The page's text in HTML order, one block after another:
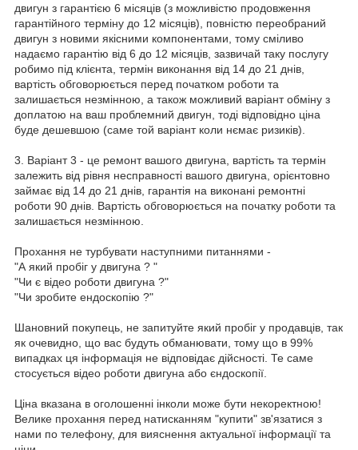
двигун з гарантією 6 місяців (з можливістю продовження
гарантійного терміну до 12 місяців), повністю переобраний
двигун з новими якісними компонентами, тому сміливо
надаємо гарантію від 6 до 12 місяців, зазвичай таку послугу
робимо під клієнта, термін виконання від 14 до 21 днів,
вартість обговорюється перед початком роботи та
залишається незмінною, а також можливий варіант обміну з
доплатою на ваш проблемний двигун, тоді відповідно ціна
буде дешевшою (саме той варіант коли нємає ризиків).
3. Варіант 3 - це ремонт вашого двигуна, вартість та термін
залежить від рівня несправності вашого двигуна, орієнтовно
займає від 14 до 21 днів, гарантія на виконані ремонтні
роботи 90 днів. Вартість обговорюється на початку роботи та
залишається незмінною.
Прохання не турбувати наступними питаннями -
"А який пробіг у двигуна ? "
"Чи є відео роботи двигуна ?"
"Чи зробите ендоскопію ?"
Шановний покупець, не запитуйте який пробіг у продавців, так
як очевидно, що вас будуть обманювати, тому що в 99%
випадках ця інформація не відповідає дійсності. Те саме
стосується відео роботи двигуна або єндоскопії.
Ціна вказана в оголошенні інколи може бути некоректною!
Велике прохання перед натисканням "купити" зв'язатися з
нами по телефону, для вияснення актуальної інформації та